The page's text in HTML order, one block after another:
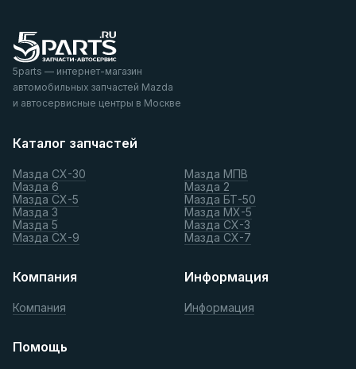
5parts — интернет-магазин
автомобильных запчастей Mazda
и автосервисные центры в Москве
Каталог запчастей
Мазда СХ-30
Мазда 6
Мазда СХ-5
Мазда 3
Мазда 5
Мазда СХ-9
Мазда МПВ
Мазда 2
Мазда БТ-50
Мазда МХ-5
Мазда СХ-3
Мазда СХ-7
Компания
Компания
Информация
Информация
Помощь